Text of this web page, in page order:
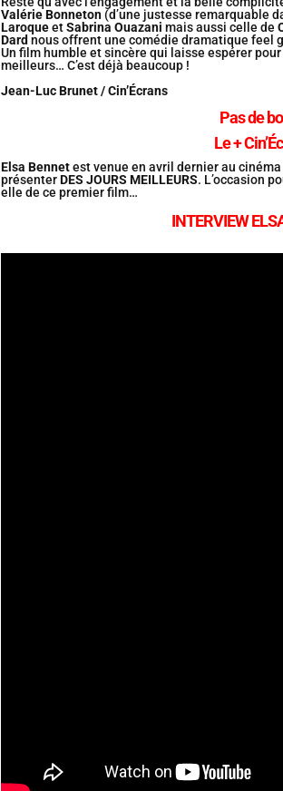
Valérie Bonneton (d’une justesse remarquable
LaroqueetSabrina Ouazani mais aussi celle de
Dard nous offrent une comédie dramatique feel
Un film humble et sincère qui laisse espérer
meilleurs… C’est déjà beaucoup !
Jean-Luc Brunet / Cin’Écrans
Pas de
Le +
Elsa Bennetest venue en avril dernier au cinéma
présenterDES JOURS MEILLEURS. L’occasion
elle de ce premier film…
INTERVIEW